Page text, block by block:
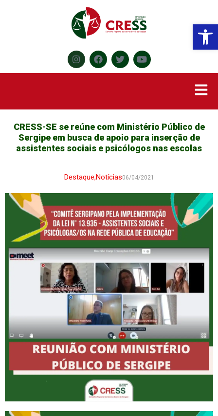
CRESS-SE se reúne com Ministério Público de
Sergipe em busca de apoio para inserção de
assistentes sociais e psicólogos nas escolas
Destaque,Notícias06/04/2021